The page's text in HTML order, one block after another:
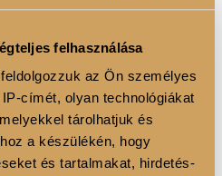
felhasználása
feldolgozzuk az Ön személyes
címét, olyan technológiákat
tárolhatjuk és
a készülékén, hogy
és tartalmakat, hirdetés-